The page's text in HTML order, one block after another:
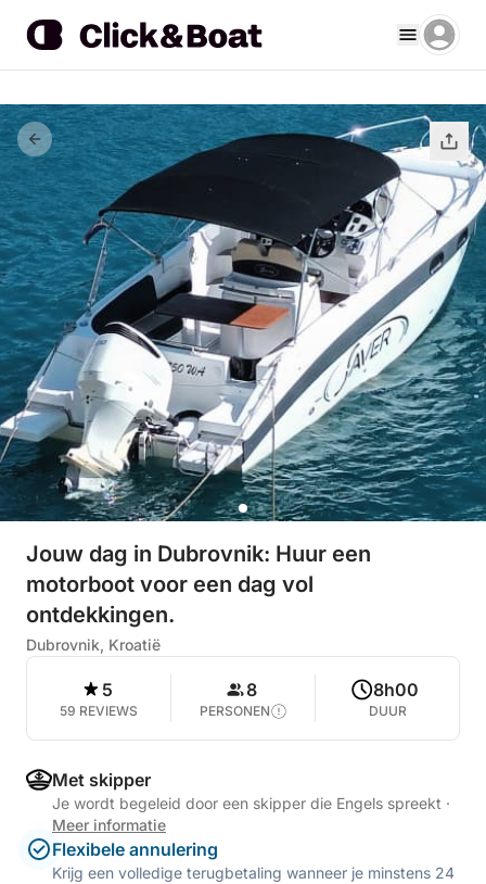
Jouw dag in Dubrovnik: Huur een
motorboot voor een dag vol
ontdekkingen.
Dubrovnik, Kroatië
5
59 REVIEWS
8
PERSONEN
8h00
DUUR
Met skipper
Je wordt begeleid door een skipper die Engels spreekt ·
Meer informatie
Flexibele annulering
Krijg een volledige terugbetaling wanneer je minstens 24